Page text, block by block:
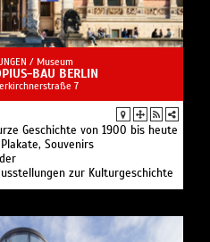
/ Museum
BAU BERLIN
7
Geschichte von 1900 bis heute
Souvenirs
zur Kulturgeschichte